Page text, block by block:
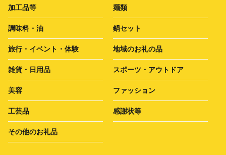
加工品等 麺類
調味料・油 鍋セット
旅行・イベント・体験 地域のお礼の品
雑貨・日用品 スポーツ・アウトドア
美容 ファッション
工芸品 感謝状等
その他のお礼品